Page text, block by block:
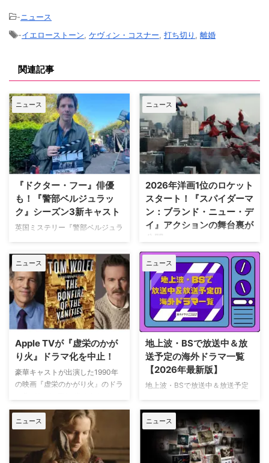
-ニュース
-イエローストーン, ケヴィン・コスナー, 打ち切り , 離婚
関連記事
ニュース
『ドクター・フー』俳優
も！『警部ベルジュラッ
ク』シーズン3新キャスト
英国ミステリー『警部ベルジュラ
ている。また、4人のキャストが
新たに加わることも明らかになっ
た。英BBCなど複数のメディアが
伝えている。 これまでで最も衝
撃的な事件に巻き込まれるベルジ
ュラック 1981年から1991年にか
けて英BBCで放送されたジョン・
『Bergerac（原題）』をリブー
トした本作。イギリス海峡に浮か
ぶジャージー島を舞台に、警部の
ジム・ベルジュラックが事件に挑
で2025年にシーズン1（『警部ベ
ルジュラック～豪邸に …
ニュース
2026年洋画1位のロケット
スタート！『スパイダーマ
ン：ブランド・ニュー・デ
イ』アクションの舞台裏が
公開
トム・ホランド演じるスパイダー
マンの新たな物語を描く映画『ス
パイダーマン：ブランド・ニュ
ー・デイ』が大ヒット上映中だ。
公開初日の興行収入は5億6,000
万円を超え、2026年公開の洋画
ナンバーワンを記録。このたび、
主演のトム・ホランド自らが臨場
感あふれるアクションシーン撮影
の裏側を明かす特別映像が公開さ
れた。 世界中で大ヒットを記
録！ 映画史に残る快挙を達成 ソ
ニー・ピクチャーズ配給、トム・
ホランド演じるピーター・パーカ
ー＝スパイダーマンの新たなる物
語、『スパイダーマン：ブラン
ド・ニュー・デイ』が大ヒット …
ニュース
Apple TVが『虚栄のかが
り火』ドラマ化を中止！
豪華キャストが出演した1990年
の映画『虚栄のかがり火』のドラ
たが、頓挫したことが明らかにな
った。米Deadlineが報じてい
る。 鬼門らしく一筋縄ではいか
ず 原作は、1987年に出版された
トム・ウルフのベストセラー小説
ニュース
地上波・BSで放送中＆放
送予定の海外ドラマ一覧
【2026年最新版】
地上波・BSで放送中＆放送予定
時更新） NHK・NHK BSで放送
中＆放送予定の海外ドラマ 海外
ドラマ『DOC（ドック） あす
へのカルテ』 NHK BSプレミアム
4K｜毎週（木） 17：00～ イタ
ニュース ニュース